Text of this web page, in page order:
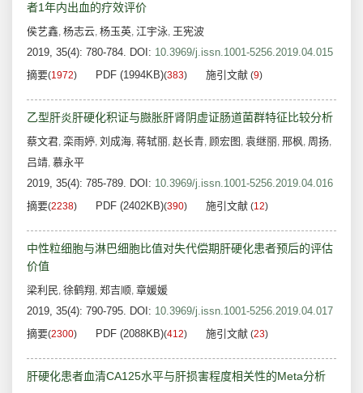
者1年内出血的疗效评价
侯艺鑫, 杨志云, 杨玉英, 江宇泳, 王宪波
2019, 35(4): 780-784. DOI: 10.3969/j.issn.1001-5256.2019.04.015
摘要(1972) PDF (1994KB)(383) 施引文献 (9)
乙型肝炎肝硬化积证与臌胀肝肾阴虚证肠道菌群特征比较分析
蔡文君, 栾雨婷, 刘成海, 蒋轼丽, 赵长青, 顾宏图 , 袁继丽, 邢枫, 周扬,
吕靖, 慕永平
2019, 35(4): 785-789. DOI: 10.3969/j.issn.1001-5256.2019.04.016
摘要(2238) PDF (2402KB)(390) 施引文献 (12)
中性粒细胞与淋巴细胞比值对失代偿期肝硬化患者预后的评估
价值
梁利民, 徐鹤翔, 郑吉顺, 章媛媛
2019, 35(4): 790-795. DOI: 10.3969/j.issn.1001-5256.2019.04.017
摘要(2300) PDF (2088KB)(412) 施引文献 (23)
肝硬化患者血清CA125水平与肝损害程度相关性的Meta分析